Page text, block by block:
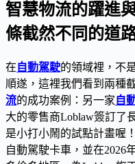
智慧物流的躍進
條截然不同的道
在 自動駕駛的領域裡，不
順遂，這裡我們看到兩種
流的成功案例：另一家 自
大的零售商Loblaw簽訂了
是小打小鬧的試點計畫喔
自動駕駛卡車，並在2026